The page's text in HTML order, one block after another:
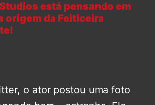
está pensando em
origem da Feiticeira
o ator postou uma foto